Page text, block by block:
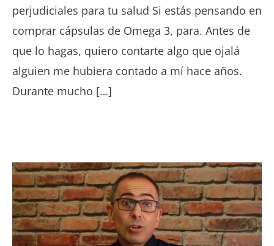
perjudiciales para tu salud Si estás pensando en
comprar cápsulas de Omega 3, para. Antes de
que lo hagas, quiero contarte algo que ojalá
alguien me hubiera contado a mí hace años.
Durante mucho […]